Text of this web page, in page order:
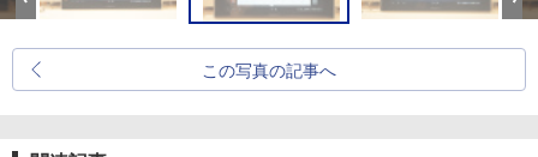
この写真の記事へ